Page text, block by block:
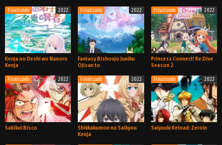
TV TV TV
Finalizado 2022
TV
Kenja no Deshi wo Nanoru
Kenja
Finalizado 2022
TV
Fantasy Bishoujo Juniku
Ojisan to
Finalizado 2022
TV
Princess Connect! Re:Dive
Season 2
Finalizado 2022
Sabikui Bisco
Finalizado 2022
Shikkakumon no Saikyou
Kenja
Finalizado 2022
Saiyuuki Reload: Zeroin